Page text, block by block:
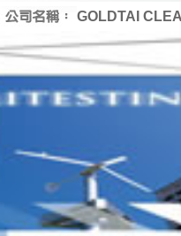
GOLDTAI